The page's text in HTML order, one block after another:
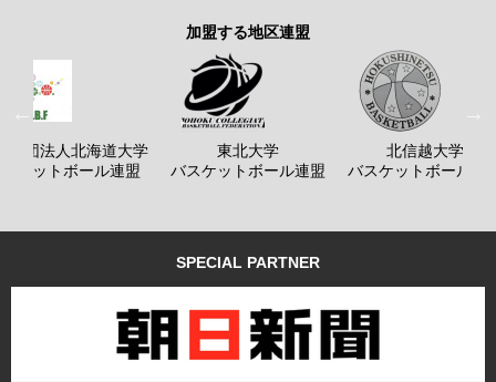
加盟する地区連盟
社団法人北海道大学
ケットボール連盟
東北大学
バスケットボール連盟
北信越大学
バスケットボール連
SPECIAL PARTNER